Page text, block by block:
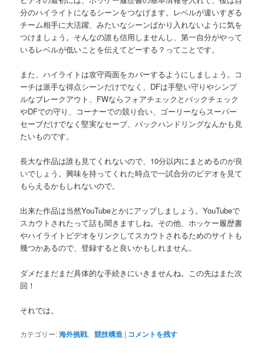
分のハイライトになるシーンをつなげます。レベルが違いすぎる
チーム相手に大活躍、みたいなシーンばかり入れないように気を
つけましょう。そんなの誰も信用しませんし、第一自分がやって
いるレベルが低いことを伝えてどーする？ってことです。
また、ハイライトは攻守両面をカバーするようにしましょう。コ
ーチは派手な得点シーンだけでなく、DFは手堅い守りやシンプ
ルなブレークアウト、FWならフォアチェックとバックチェック
やDFでの守り、コーナーでの競り合い、ゴーリーならスーパー
セーブだけでなく堅実なセーブ、パックハンドリングなんかも見
たいものです。
長大な作品は誰も見てくれないので、10分以内にまとめるのが良
いでしょう。興味を持ってくれた時点で一試合分のビデオを見て
もらえるかもしれないので。
出来た作品は当然YouTubeとかにアップしましょう。YouTubeで
スカウトされたって話も聞きますしね。その他、ホッケー履歴書
やハイライトビデオをリンクしてスカウトされるためのサイトも
幾つかあるので、登録すると良いかもしれません。
ダメだまだまだ具体的な手続きにいきませんね。この先はまた次
回！
それでは。
カテゴリー:海外挑戦 、競技構造 | コメントを残す